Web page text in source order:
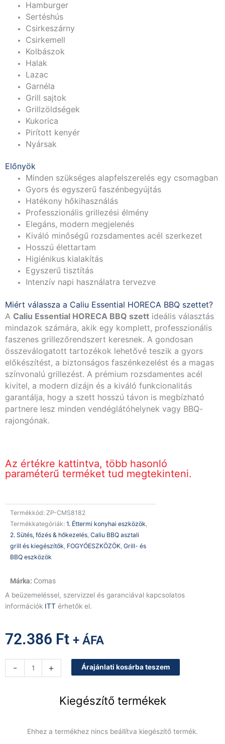
Hamburger
Sertéshús
Csirkeszárny
Csirkemell
Kolbászok
Halak
Lazac
Garnéla
Grill sajtok
Grillzöldségek
Kukorica
Pirított kenyér
Nyársak
Előnyök
Minden szükséges alapfelszerelés egy csomagban
Gyors és egyszerű faszénbegyújtás
Hatékony hőkihasználás
Professzionális grillezési élmény
Elegáns, modern megjelenés
Kiváló minőségű rozsdamentes acél szerkezet
Hosszú élettartam
Higiénikus kialakítás
Egyszerű tisztítás
Intenzív napi használatra tervezve
Miért válassza a Caliu Essential HORECA BBQ szettet?
A Caliu Essential HORECA BBQ szett ideális választás
mindazok számára, akik egy komplett, professzionális
faszenes grillezőrendszert keresnek. A gondosan
összeválogatott tartozékok lehetővé teszik a gyors
előkészítést, a biztonságos faszénkezelést és a magas
színvonalú grillezést. A prémium rozsdamentes acél
kivitel, a modern dizájn és a kiváló funkcionalitás
garantálja, hogy a szett hosszú távon is megbízható
partnere lesz minden vendéglátóhelynek vagy BBQ-
rajongónak.
Az értékre kattintva, több hasonló
paraméterű terméket tud megtekinteni.
Termékkód: ZP-CMS8182
Termékkategóriák: 1. Éttermi konyhai eszközök
2. Sütés, főzés & hőkezelés Caliu BBQ asztali
grill és kiegészítők FOGYÓESZKÖZÖK Grill- és
BBQ eszközök
Comas
A beüzemeléssel, szervizzel és garanciával kapcsolatos
információk ITT érhetők el.
72.386 Ft + ÁFA
-
Essential
professzionális
+ Árajánlati kosárba teszem
Kiegészítő termékek
Ehhez a termékhez nincs beállítva kiegészítő termék.